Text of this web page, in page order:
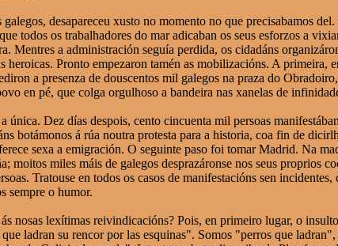
desapareceu xusto no momento no que precisabamos
todos os trabalhadores do mar adicaban os seus esforzos a
Mentres a administración seguía perdida, os cidadáns
heroicas. Pronto empezaron tamén as mobilizacións. A primeira,
a presenza de douscentos mil galegos na praza do
en pé, que colga orgulhoso a bandeira nas xanelas de
única. Dez días despois, cento cincuenta mil persoas
botámonos á rúa noutra protesta para a historia, coa fin de
sexa a emigración. O seguinte paso foi tomar Madrid. Na
moitos miles máis de galegos desprazáronse nos seus proprios
Tratouse en todos os casos de manifestacións sen
sempre o humor.
nosas lexítimas reivindicacións? Pois, en primeiro lugar, o
ladran su rencor por las esquinas". Somos "perros que